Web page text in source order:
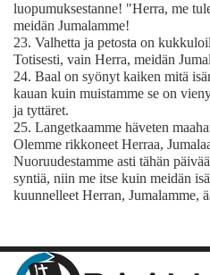
luopumuksestanne! "Herra, me
meidän Jumalamme!
23. Valhetta ja petosta on
Totisesti, vain Herra, meidän
24. Baal on syönyt kaiken mitä
kauan kuin muistamme se on
ja tyttäret.
25. Langetkaamme häveten
Olemme rikkoneet Herraa,
Nuoruudestamme asti tähän
syntiä, niin me itse kuin meidän
kuunnelleet Herran, Jumalamme,